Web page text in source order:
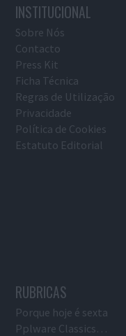
INSTITUCIONAL
Sobre Nós
Contacto
Press Kit
Ficha Técnica
Regras de Utilização
Privacidade
Política de Cookies
Estatuto Editorial
RUBRICAS
Porque hoje é sexta
Pplware Classics…